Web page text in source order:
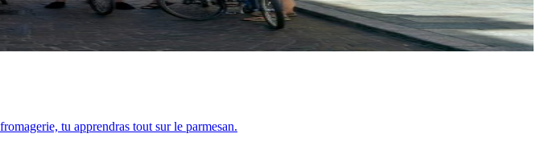
tu apprendras tout sur le parmesan.